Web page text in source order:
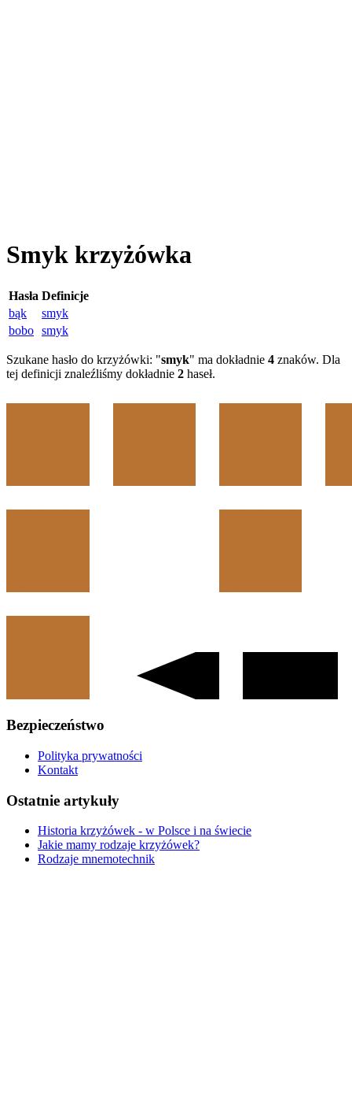
Smyk krzyżówka
Hasła Definicje
bąk
smyk
bobo smyk
Szukane hasło do krzyżówki: "smyk" ma dokładnie 4 znaków. Dla
tej definicji znaleźliśmy dokładnie 2 haseł.
Bezpieczeństwo
Polityka prywatności
Kontakt
Ostatnie artykuły
Historia krzyżówek - w Polsce i na świecie
Jakie mamy rodzaje krzyżówek?
Rodzaje mnemotechnik